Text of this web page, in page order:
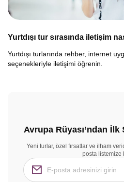
Yurtdışı tur sırasında iletişim
Yurtdışı turlarında rehber, internet
seçenekleriyle iletişimi öğrenin.
Avrupa Rüyası’ndan
Yeni turlar, özel fırsatlar ve ilham
posta listemize